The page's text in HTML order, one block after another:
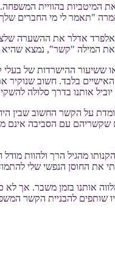
המיטביות בהוויית
"תאמר לי מי החברים
אדלר את ההשערה
המילה "קשר", נמצא שהיא
ששיעור ההישרדות של
האישיים בלבד. חשוב
אותנו בדרך סלולה
על הקשר החשוב שבין
שקשריהם עם הסביבה אינם
מהגיל הרך ולהוות
את החוסן הנפשי שלי
אותנו בזמן משבר. אך לא
שותפים להבניית הקשר